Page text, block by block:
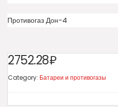
Противогаз Дон-4
2752.28₽
Category: Батареи и противогазы